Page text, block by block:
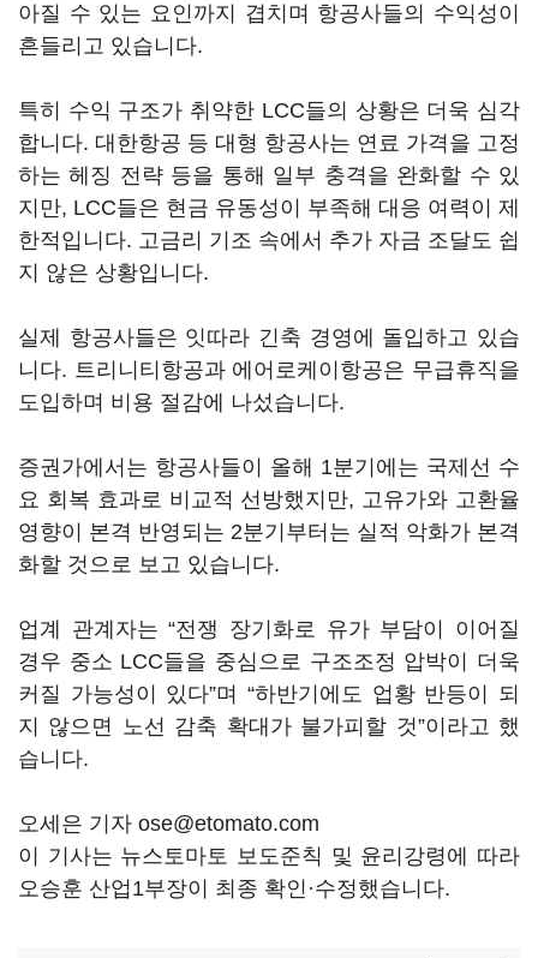
아질 수 있는 요인까지 겹치며 항공사들의 수익성이
흔들리고 있습니다.
특히 수익 구조가 취약한 LCC들의 상황은 더욱 심각
합니다. 대한항공 등 대형 항공사는 연료 가격을 고정
하는 헤징 전략 등을 통해 일부 충격을 완화할 수 있
지만, LCC들은 현금 유동성이 부족해 대응 여력이 제
한적입니다. 고금리 기조 속에서 추가 자금 조달도 쉽
지 않은 상황입니다.
실제 항공사들은 잇따라 긴축 경영에 돌입하고 있습
니다. 트리니티항공과 에어로케이항공은 무급휴직을
도입하며 비용 절감에 나섰습니다.
증권가에서는 항공사들이 올해 1분기에는 국제선 수
요 회복 효과로 비교적 선방했지만, 고유가와 고환율
영향이 본격 반영되는 2분기부터는 실적 악화가 본격
화할 것으로 보고 있습니다.
업계 관계자는 “전쟁 장기화로 유가 부담이 이어질
경우 중소 LCC들을 중심으로 구조조정 압박이 더욱
커질 가능성이 있다”며 “하반기에도 업황 반등이 되
지 않으면 노선 감축 확대가 불가피할 것”이라고 했
습니다.
오세은 기자 ose@etomato.com
이 기사는 뉴스토마토 보도준칙 및 윤리강령에 따라
오승훈 산업1부장이 최종 확인·수정했습니다.